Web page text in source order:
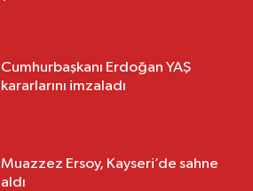
Cumhurbaşkanı Erdoğan YAŞ
kararlarını imzaladı
Muazzez Ersoy, Kayseri’de sahne
aldı